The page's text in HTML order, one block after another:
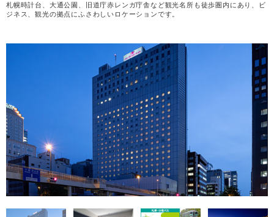
札幌時計台、大通公園、旧道庁赤レンガ庁舎など観光名所も徒歩圏内にあり、ビ
ジネス、観光の拠点にふさわしいロケーションです。